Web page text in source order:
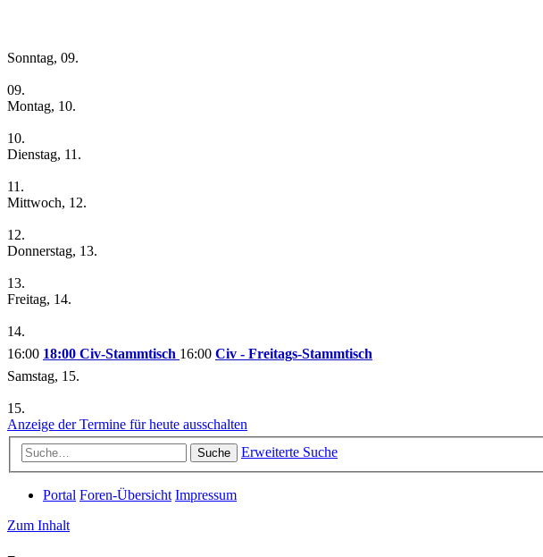
Sonntag, 09.
09.
Montag, 10.
10.
Dienstag, 11.
11.
Mittwoch, 12.
12.
Donnerstag, 13.
13.
Freitag, 14.
14.
16:00 18:00 Civ-Stammtisch 16:00 Civ - Freitags-Stammtisch
Samstag, 15.
15.
Anzeige der Termine für heute ausschalten
Suche Erweiterte Suche
Portal Foren-Übersicht Impressum
Zum Inhalt